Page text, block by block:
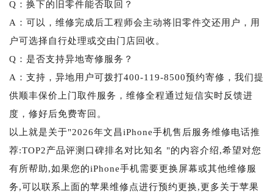
Q：换下的旧零件能否取回？
A：可以，维修完成后工程师会主动将旧零件交还用户，用
户可选择自行处理或交由门店回收。
Q：是否支持异地寄修服务？
A：支持，异地用户可拨打400-119-8500预约寄修，我们提
供顺丰保价上门取件服务，维修全程通过短信实时反馈进
度，修好后免费寄回。
以上就是关于"2026年文昌iPhone手机售后服务维修电话推
荐:TOP2产品评测口碑排名对比知名 "的内容介绍,希望对您
有所帮助,如果您的iPhone手机需要更换屏幕或其他维修服
务,可以联系上面的苹果维修点进行预约更换,更多关于苹果